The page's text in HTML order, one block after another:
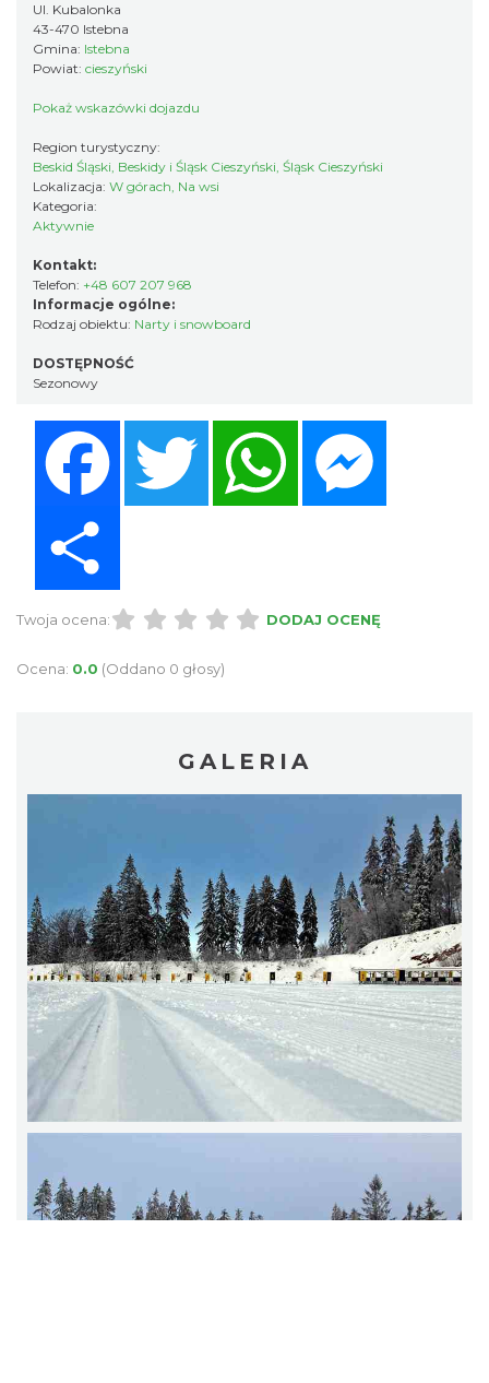
Ul. Kubalonka
43-470 Istebna
Gmina: Istebna
Powiat: cieszyński
Pokaż wskazówki dojazdu
Region turystyczny:
Beskid Śląski, Beskidy i Śląsk Cieszyński, Śląsk Cieszyński
Lokalizacja: W górach, Na wsi
Kategoria:
Aktywnie
Kontakt:
Telefon: +48 607 207 968
Informacje ogólne:
Rodzaj obiektu: Narty i snowboard
DOSTĘPNOŚĆ
Sezonowy
Twitter WhatsApp
Twoja ocena: DODAJ OCENĘ
Ocena: 0.0 (Oddano 0 głosy)
GALERIA